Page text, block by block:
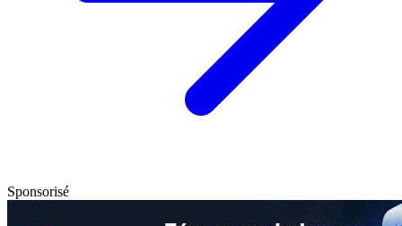
Sponsorisé